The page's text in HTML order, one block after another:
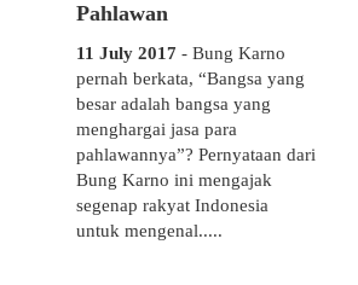
Pahlawan
11 July 2017 - Bung Karno
pernah berkata, “Bangsa yang
besar adalah bangsa yang
menghargai jasa para
pahlawannya”? Pernyataan dari
Bung Karno ini mengajak
segenap rakyat Indonesia
untuk mengenal.....